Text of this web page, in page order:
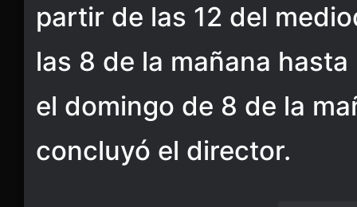
partir de las 12 del
las 8 de la mañana
el domingo de 8 de la
concluyó el director.